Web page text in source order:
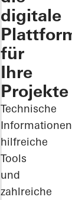
digitale
für
Ihre
Projekte
Technische
hilfreiche
Tools
und
zahlreiche